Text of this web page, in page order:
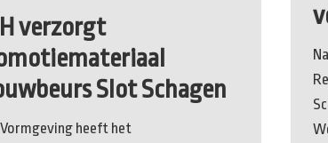
verzorgt
Slot Schagen
Vormgeving heeft het